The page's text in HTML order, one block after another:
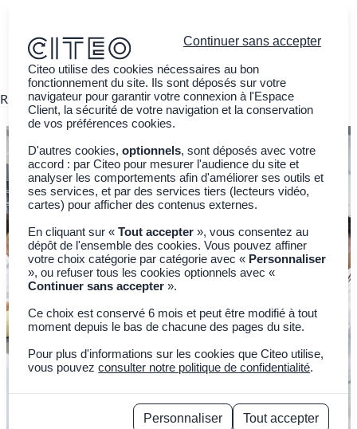
Actualités Nous rejoindre Espace Citoyen
Continuer sans accepter
Citeo utilise des cookies nécessaires au bon
fonctionnement du site. Ils sont déposés sur votre
navigateur pour garantir votre connexion à l'Espace
Client, la sécurité de votre navigation et la conservation
de vos préférences cookies.
D'autres cookies,optionnels, sont déposés avec votre
accord : par Citeo pour mesurer l'audience du site et
analyser les comportements afin d'améliorer ses outils et
ses services, et par des services tiers (lecteurs vidéo,
cartes) pour afficher des contenus externes.
En cliquant sur «Tout accepter », vous consentez au
dépôt de l'ensemble des cookies. Vous pouvez affiner
votre choix catégorie par catégorie avec « Personnaliser
», ou refuser tous les cookies optionnels avec «
Continuer sans accepter ».
Ce choix est conservé 6 mois et peut être modifié à tout
moment depuis le bas de chacune des pages du site.
Pour plus d'informations sur les cookies que Citeo utilise,
vous pouvezconsulter notre politique de confidentialité.
Personnaliser
Tout accepter